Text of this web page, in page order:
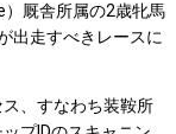
）厩舎所属の2歳牝馬
出走すべきレースに
、すなわち装鞍所